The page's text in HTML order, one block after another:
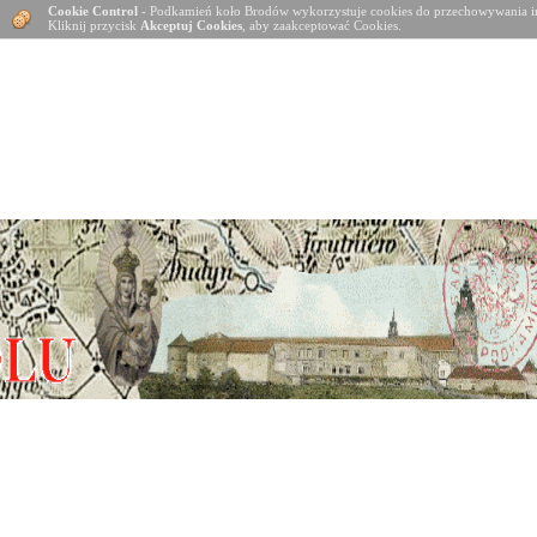
Cookie Control - Podkamień koło Brodów wykorzystuje cookies do
Kliknij przycisk Akceptuj Cookies , aby zaakceptować Cookies.